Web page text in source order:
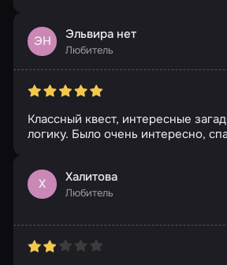
ЭН Эльвира нет
Любитель
Классный квест, интересные
логику. Было очень интересно,
Х Халитова
Любитель